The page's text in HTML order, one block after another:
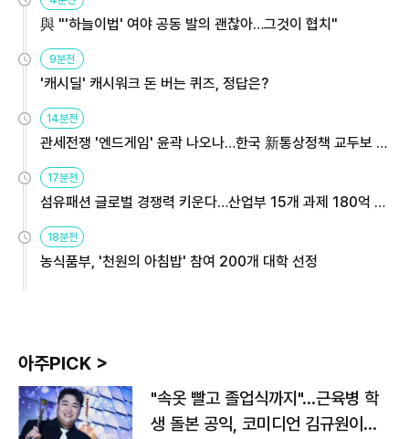
與 "'하늘이법' 여야 공동 발의 괜찮아…그것이 협치"
9분전
'캐시딜' 캐시워크 돈 버는 퀴즈, 정답은?
14분전
관세전쟁 '엔드게임' 윤곽 나오나…한국 新통상정책 교두보 활
17분전
섬유패션 글로벌 경쟁력 키운다…산업부 15개 과제 180억 지
18분전
농식품부, '천원의 아침밥' 참여 200개 대학 선정
아주PICK >
"속옷 빨고 졸업식까지"…근육병 학
생 돌본 공익, 코미디언 김규원이었